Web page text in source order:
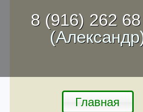
8 (916) 262
Главная